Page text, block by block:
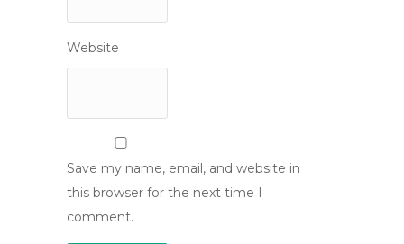
Website
Save my name, email, and website in
this browser for the next time I
comment.